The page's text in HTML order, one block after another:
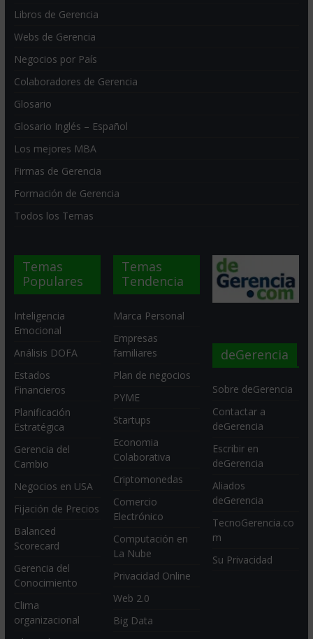
Libros de Gerencia
Webs de Gerencia
Negocios por País
Colaboradores de Gerencia
Glosario
Glosario Inglés – Español
Los mejores MBA
Firmas de Gerencia
Formación de Gerencia
Todos los Temas
Temas
Populares
Inteligencia
Emocional
Análisis DOFA
Estados
Financieros
Planificación
Estratégica
Gerencia del
Cambio
Negocios en USA
Fijación de Precios
Balanced
Scorecard
Gerencia del
Conocimiento
Clima
organizacional
Temas
Tendencia
Marca Personal
Empresas
familiares
Plan de negocios
PYME
Startups
Economia
Colaborativa
Criptomonedas
Comercio
Electrónico
Computación en
La Nube
Privacidad Online
Web 2.0
Big Data
deGerencia
Sobre deGerencia
Contactar a
deGerencia
Escribir en
deGerencia
Aliados
deGerencia
TecnoGerencia.co
m
Su Privacidad